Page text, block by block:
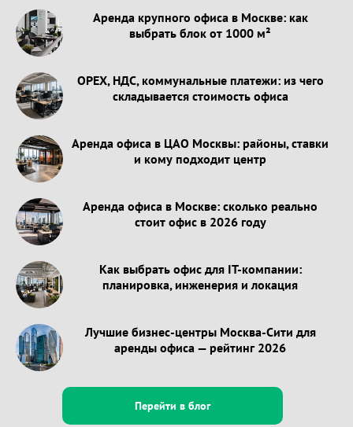
Аренда крупного офиса в Москве: как
выбрать блок от 1000 м²
OPEX, НДС, коммунальные платежи: из чего
складывается стоимость офиса
Аренда офиса в ЦАО Москвы: районы, ставки
и кому подходит центр
Аренда офиса в Москве: сколько реально
стоит офис в 2026 году
Как выбрать офис для IT-компании:
планировка, инженерия и локация
Лучшие бизнес-центры Москва-Сити для
аренды офиса — рейтинг 2026
Перейти в блог